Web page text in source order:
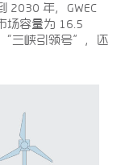
2030 年，GWEC
场容量为 16.5
“三峡引领号”，还